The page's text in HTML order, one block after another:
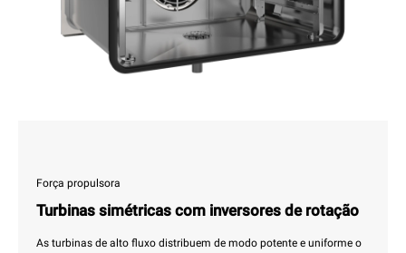
Força propulsora
Turbinas simétricas com inversores de rotação
As turbinas de alto fluxo distribuem de modo potente e uniforme o